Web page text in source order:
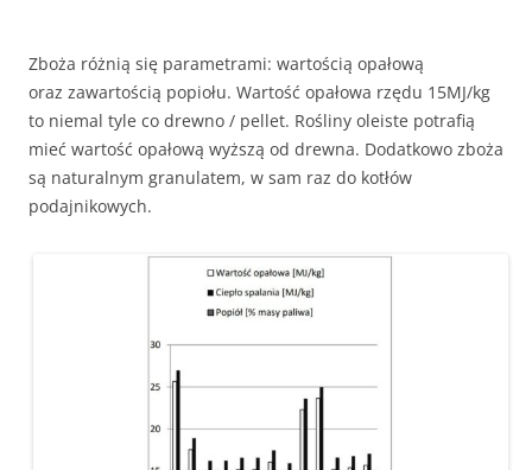
Zboża różnią się parametrami: wartością opałową
oraz zawartością popiołu. Wartość opałowa rzędu 15MJ/kg
to niemal tyle co drewno / pellet. Rośliny oleiste potrafią
mieć wartość opałową wyższą od drewna. Dodatkowo zboża
są naturalnym granulatem, w sam raz do kotłów
podajnikowych.